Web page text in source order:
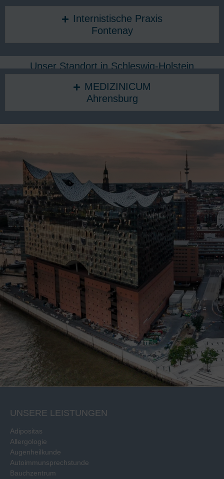
Internistische Praxis
Fontenay
Unser Standort in Schleswig-Holstein
MEDIZINICUM
Ahrensburg
UNSERE LEISTUNGEN
Adipositas
Allergologie
Augenheilkunde
Autoimmunsprechstunde
Bauchzentrum